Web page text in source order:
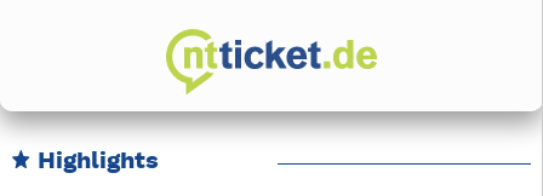
Highlights